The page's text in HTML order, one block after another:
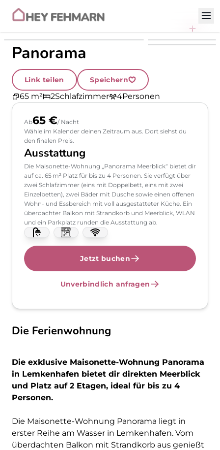
Zum Inhalt
Panorama
Link teilen Speichern
65 m² 2Schlafzimmer 4Personen
Die Ferienwohnung
Die exklusive Maisonette-Wohnung Panorama
in Lemkenhafen bietet dir direkten Meerblick
und Platz auf 2 Etagen, ideal für bis zu 4
Personen.
Die Maisonette-Wohnung Panorama liegt in
erster Reihe am Wasser in Lemkenhafen. Vom
überdachten Balkon mit Strandkorb aus genießt
Ab65 €/ Nacht
Wähle im Kalender deinen Zeitraum aus. Dort siehst du
den finalen Preis.
Ausstattung
Die Maisonette-Wohnung „Panorama Meerblick“ bietet dir
auf ca. 65 m² Platz für bis zu 4 Personen. Sie verfügt über
zwei Schlafzimmer (eins mit Doppelbett, eins mit zwei
Einzelbetten), zwei Bäder mit Dusche sowie einen offenen
Wohn‑ und Essbereich mit voll ausgestatteter Küche. Ein
überdachter Balkon mit Strandkorb und Meerblick, WLAN
und ein Parkplatz runden die Ausstattung ab.
Jetzt buchen
Unverbindlich anfragen